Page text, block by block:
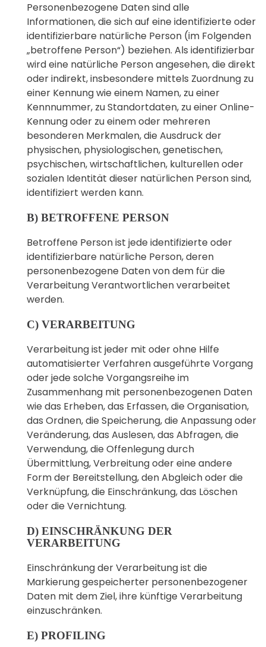
Personenbezogene Daten sind alle
Informationen, die sich auf eine identifizierte oder
identifizierbare natürliche Person (im Folgenden
„betroffene Person“) beziehen. Als identifizierbar
wird eine natürliche Person angesehen, die direkt
oder indirekt, insbesondere mittels Zuordnung zu
einer Kennung wie einem Namen, zu einer
Kennnummer, zu Standortdaten, zu einer Online-
Kennung oder zu einem oder mehreren
besonderen Merkmalen, die Ausdruck der
physischen, physiologischen, genetischen,
psychischen, wirtschaftlichen, kulturellen oder
sozialen Identität dieser natürlichen Person sind,
identifiziert werden kann.
B) BETROFFENE PERSON
Betroffene Person ist jede identifizierte oder
identifizierbare natürliche Person, deren
personenbezogene Daten von dem für die
Verarbeitung Verantwortlichen verarbeitet
werden.
C) VERARBEITUNG
Verarbeitung ist jeder mit oder ohne Hilfe
automatisierter Verfahren ausgeführte Vorgang
oder jede solche Vorgangsreihe im
Zusammenhang mit personenbezogenen Daten
wie das Erheben, das Erfassen, die Organisation,
das Ordnen, die Speicherung, die Anpassung oder
Veränderung, das Auslesen, das Abfragen, die
Verwendung, die Offenlegung durch
Übermittlung, Verbreitung oder eine andere
Form der Bereitstellung, den Abgleich oder die
Verknüpfung, die Einschränkung, das Löschen
oder die Vernichtung.
D) EINSCHRÄNKUNG DER
VERARBEITUNG
Einschränkung der Verarbeitung ist die
Markierung gespeicherter personenbezogener
Daten mit dem Ziel, ihre künftige Verarbeitung
einzuschränken.
E) PROFILING